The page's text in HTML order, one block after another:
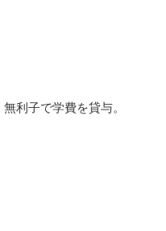
利子で学費を貸与。